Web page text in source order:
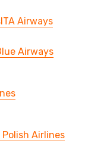
ITA Airways
Airways
Polish Airlines